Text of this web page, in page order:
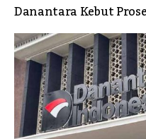
Danantara Kebut